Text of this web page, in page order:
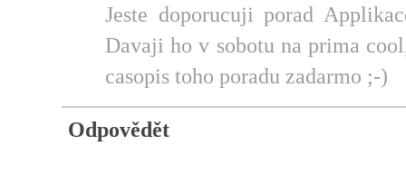
Jeste doporucuji porad
Davaji ho v sobotu na prima
casopis toho poradu zadarmo ;-)
Odpovědět